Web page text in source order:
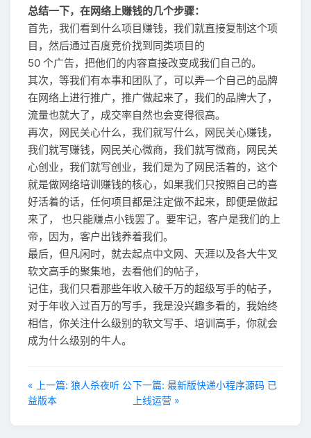
总结一下，在网络上赚钱的几个步骤：
首先，我们看到什么项目赚钱，我们就直接复制这个项
目，然后通过百度竞价找到同类项目的
50 个广告，把他们的内容直接改变成我们自己的。
其次，等我们有本事和团队了，可以弄一个自己的品牌
在网络上进行推广，推广做起来了，我们的品牌大了，
流量也就大了，成交率自然也会变得很高。
再次，网民关心什么，我们就写什么，网民关心赚钱，
我们就写赚钱，网民关心微商，我们就写微商，网民关
心创业，我们就写创业，我们是为了网民活着的，这个
就是做网络培训赚钱的核心，如果我们只按照自己的喜
好活着的话，任何项目都是注定做不起来，即便是做起
来了， 也只能赚点小钱罢了。要牢记，客户是我们的上
帝，因为，客户出钱养着我们。
最后，但凡闲时，就去起点中文网、天涯以及各大牛叉
软文高手的聚集地，去看他们的帖子，
记住，我们只看那些年收入破千万的超级写手的帖子，
对于年收入过百万的写手，我是没兴趣多看的，我始终
相信，你关注什么级别的软文写手、培训高手，你就会
成为什么级别的牛人。
« 上一篇: 狼人杀夜听 公
益版本
下一篇: 最新版快递小程序源码 已
上线运营 »